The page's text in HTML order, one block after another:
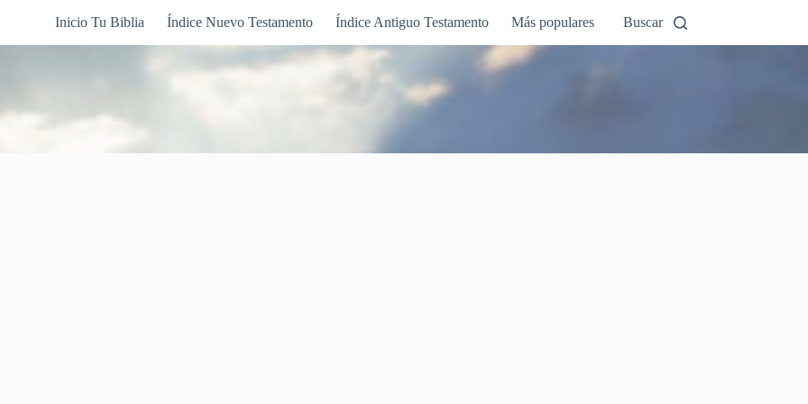
Inicio Tu Biblia Índice Nuevo Testamento Índice Antiguo Testamento Más populares Buscar